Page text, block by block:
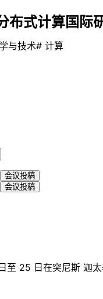
式计算国际
与技术# 计算
会议投稿
会议投稿
25 日在突尼斯 迦太